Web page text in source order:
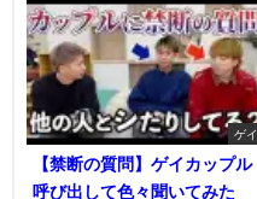
ゲイ
【禁断の質問】ゲイカップル
呼び出して色々聞いてみた